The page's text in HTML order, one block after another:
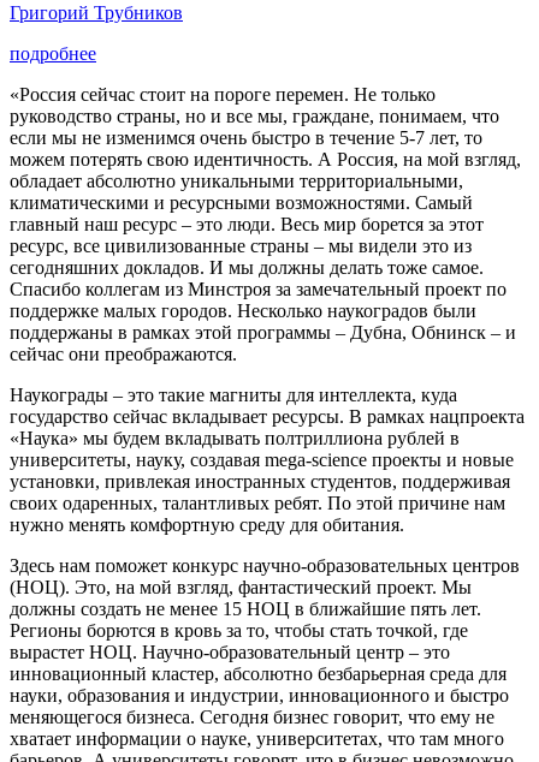
Григорий Трубников
подробнее
«Россия сейчас стоит на пороге перемен. Не только
руководство страны, но и все мы, граждане, понимаем, что
если мы не изменимся очень быстро в течение 5-7 лет, то
можем потерять свою идентичность. А Россия, на мой взгляд,
обладает абсолютно уникальными территориальными,
климатическими и ресурсными возможностями. Самый
главный наш ресурс – это люди. Весь мир борется за этот
ресурс, все цивилизованные страны – мы видели это из
сегодняшних докладов. И мы должны делать тоже самое.
Спасибо коллегам из Минстроя за замечательный проект по
поддержке малых городов. Несколько наукоградов были
поддержаны в рамках этой программы – Дубна, Обнинск – и
сейчас они преображаются.
Наукограды – это такие магниты для интеллекта, куда
государство сейчас вкладывает ресурсы. В рамках нацпроекта
«Наука» мы будем вкладывать полтриллиона рублей в
университеты, науку, создавая mega-science проекты и новые
установки, привлекая иностранных студентов, поддерживая
своих одаренных, талантливых ребят. По этой причине нам
нужно менять комфортную среду для обитания.
Здесь нам поможет конкурс научно-образовательных центров
(НОЦ). Это, на мой взгляд, фантастический проект. Мы
должны создать не менее 15 НОЦ в ближайшие пять лет.
Регионы борются в кровь за то, чтобы стать точкой, где
вырастет НОЦ. Научно-образовательный центр – это
инновационный кластер, абсолютно безбарьерная среда для
науки, образования и индустрии, инновационного и быстро
меняющегося бизнеса. Сегодня бизнес говорит, что ему не
хватает информации о науке, университетах, что там много